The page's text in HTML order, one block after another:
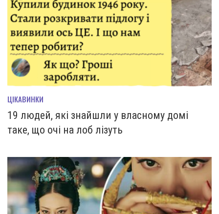
ЦІКАВИНКИ
19 людей, які знайшли у власному домі
таке, що очі на лоб лізуть